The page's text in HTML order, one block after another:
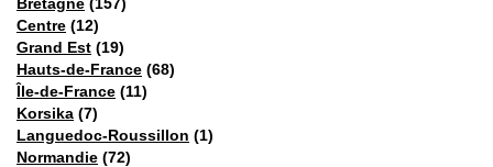
Centre (12)
Grand Est (19)
Hauts-de-France (68)
Île-de-France (11)
Korsika (7)
Languedoc-Roussillon (1)
Normandie (72)